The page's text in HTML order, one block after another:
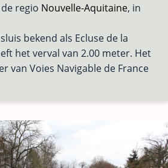
regio Nouvelle-Aquitaine, in
bekend als Ecluse de la
het verval van 2.00 meter. Het
van Voies Navigable de France